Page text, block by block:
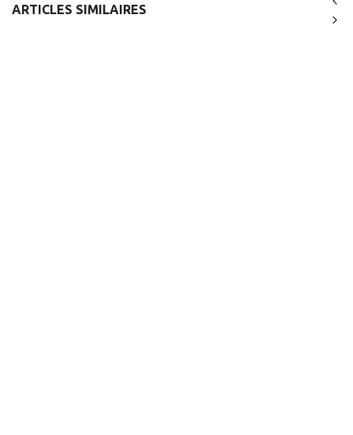
ARTICLES SIMILAIRES